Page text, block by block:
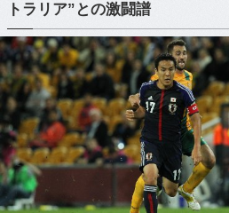
トラリア”との激闘譜